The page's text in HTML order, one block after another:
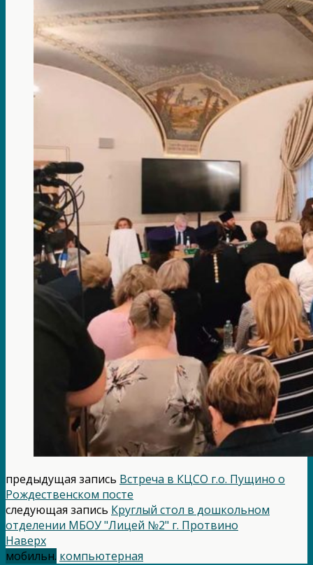
предыдущая запись Встреча в КЦСО г.о. Пущино о
Рождественском посте
следующая запись Круглый стол в дошкольном
отделении МБОУ "Лицей №2" г. Протвино
Наверх
мобильн. компьютерная